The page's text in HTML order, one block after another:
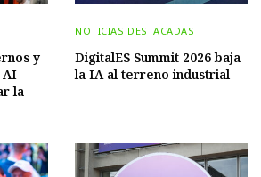
y
AI
la
NOTICIAS DESTACADAS
DigitalES Summit 2026 baja
la IA al terreno industrial